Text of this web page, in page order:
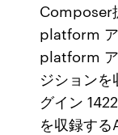
Composer
platform
platform
ジション
グイン
を収録す